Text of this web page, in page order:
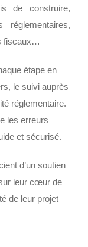
de construire,
réglementaires,
fiscaux…
étape en
le suivi auprès
réglementaire.
les erreurs
et sécurisé.
d’un soutien
leur cœur de
de leur projet